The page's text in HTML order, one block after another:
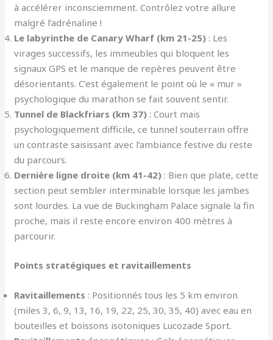
à accélérer inconsciemment. Contrôlez votre allure
malgré l’adrénaline !
Le labyrinthe de Canary Wharf (km 21-25) : Les
virages successifs, les immeubles qui bloquent les
signaux GPS et le manque de repères peuvent être
désorientants. C’est également le point où le « mur »
psychologique du marathon se fait souvent sentir.
Tunnel de Blackfriars (km 37) : Court mais
psychologiquement difficile, ce tunnel souterrain offre
un contraste saisissant avec l’ambiance festive du reste
du parcours.
Dernière ligne droite (km 41-42) : Bien que plate, cette
section peut sembler interminable lorsque les jambes
sont lourdes. La vue de Buckingham Palace signale la fin
proche, mais il reste encore environ 400 mètres à
parcourir.
Points stratégiques et ravitaillements
Ravitaillements : Positionnés tous les 5 km environ
(miles 3, 6, 9, 13, 16, 19, 22, 25, 30, 35, 40) avec eau en
bouteilles et boissons isotoniques Lucozade Sport.